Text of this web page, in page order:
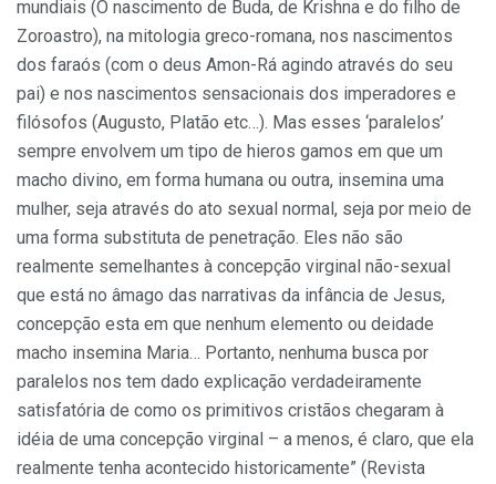
mundiais (O nascimento de Buda, de Krishna e do filho de
Zoroastro), na mitologia greco-romana, nos nascimentos
dos faraós (com o deus Amon-Rá agindo através do seu
pai) e nos nascimentos sensacionais dos imperadores e
filósofos (Augusto, Platão etc…). Mas esses ‘paralelos’
sempre envolvem um tipo de hieros gamos em que um
macho divino, em forma humana ou outra, insemina uma
mulher, seja através do ato sexual normal, seja por meio de
uma forma substituta de penetração. Eles não são
realmente semelhantes à concepção virginal não-sexual
que está no âmago das narrativas da infância de Jesus,
concepção esta em que nenhum elemento ou deidade
macho insemina Maria… Portanto, nenhuma busca por
paralelos nos tem dado explicação verdadeiramente
satisfatória de como os primitivos cristãos chegaram à
idéia de uma concepção virginal – a menos, é claro, que ela
realmente tenha acontecido historicamente” (Revista